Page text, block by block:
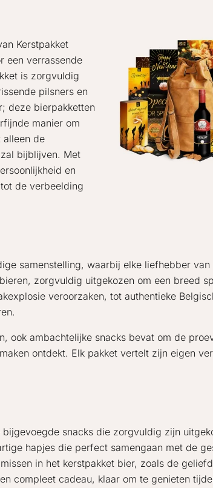
Kerstpakket
een verrassende
is zorgvuldig
pilsners en
deze bierpakketten
manier om
alleen de
bijblijven. Met
en
de verbeelding
samenstelling, waarbij elke liefhebber van
zorgvuldig uitgekozen om een breed
veroorzaken, tot authentieke
ook ambachtelijke snacks bevat om de
ontdekt. Elk pakket vertelt zijn eigen
snacks die zorgvuldig zijn
hapjes die perfect samengaan met de
in het kerstpakket bier, zoals de
compleet cadeau, klaar om te genieten